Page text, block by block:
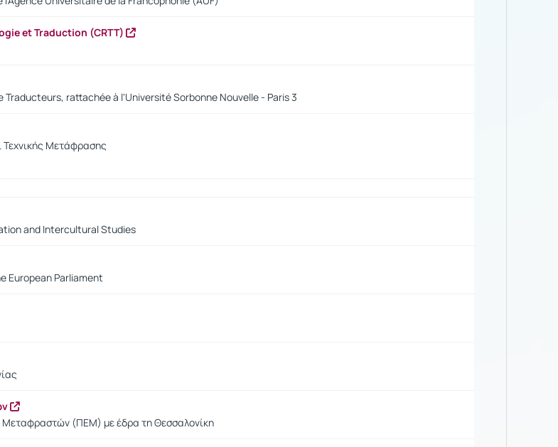
et Traduction (CRTT)
rattachée à l'Université Sorbonne Nouvelle - Paris 3
Τεχνικής Μετάφρασης
and Intercultural Studies
European Parliament
Μεταφραστών (ΠΕΜ) με έδρα τη Θεσσαλονίκη